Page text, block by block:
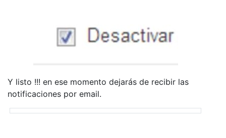
Y listo !!! en ese momento dejarás de recibir las
notificaciones por email.